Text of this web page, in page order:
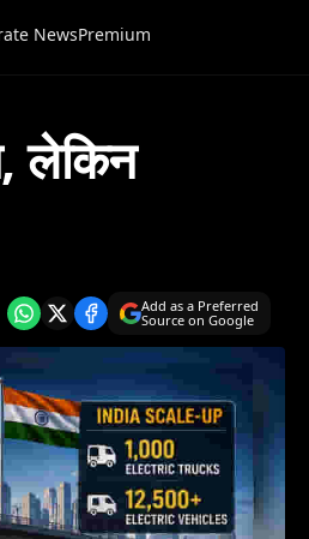
NewsPremium
लेकिन
Add as a Preferred
Source on Google